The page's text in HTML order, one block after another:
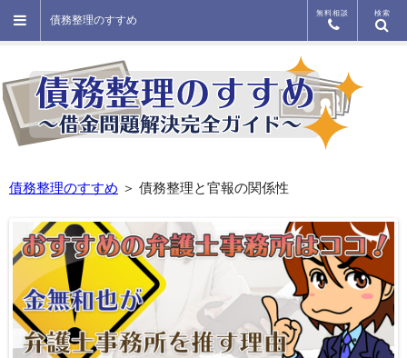
債務整理のすすめ
無料相談 検索
債務整理のすすめ ＞ 債務整理と官報の関係性